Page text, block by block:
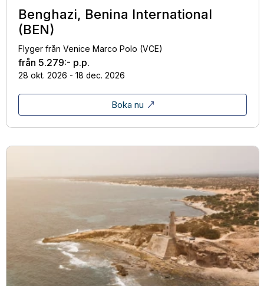
Benghazi, Benina International
(BEN)
Flyger från Venice Marco Polo (VCE)
från 5.279:- p.p.
28 okt. 2026 - 18 dec. 2026
Boka nu